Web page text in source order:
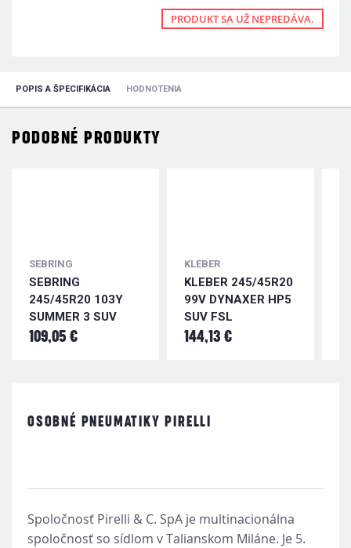
PRODUKT SA UŽ NEPREDÁVA.
POPIS A ŠPECIFIKÁCIA HODNOTENIA
PODOBNÉ PRODUKTY
SEBRING
SEBRING
245/45R20 103Y
SUMMER 3 SUV
109,05 €
KLEBER
KLEBER 245/45R20
99V DYNAXER HP5
SUV FSL
144,13 €
OSOBNÉ PNEUMATIKY PIRELLI
Spoločnosť Pirelli & C. SpA je multinacionálna
spoločnosť so sídlom v Talianskom Miláne. Je 5.